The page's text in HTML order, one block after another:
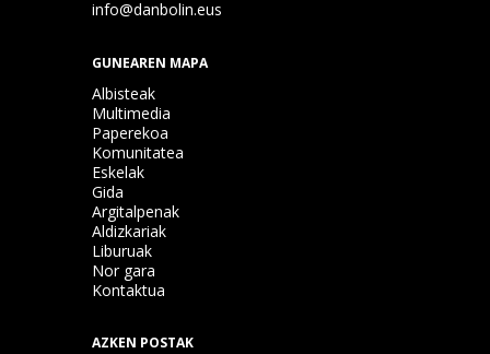
info@danbolin.eus
GUNEAREN MAPA
Albisteak
Multimedia
Paperekoa
Komunitatea
Eskelak
Gida
Argitalpenak
Aldizkariak
Liburuak
Nor gara
Kontaktua
AZKEN POSTAK